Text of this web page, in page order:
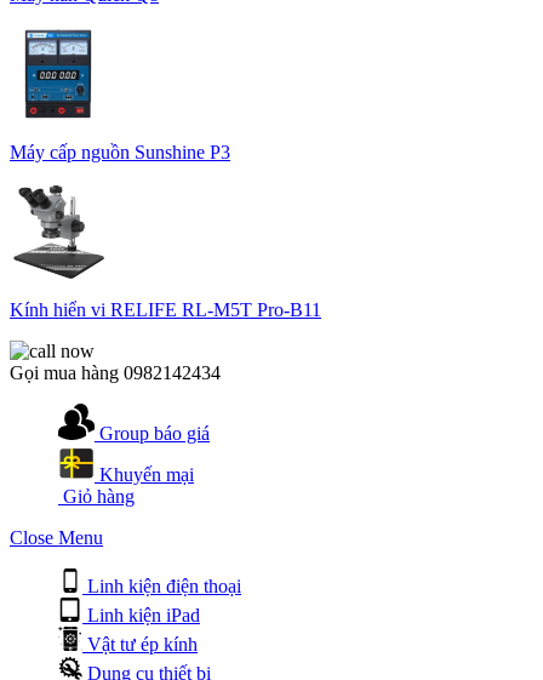
Máy cấp nguồn Sunshine P3
Kính hiển vi RELIFE RL-M5T Pro-B11
Gọi mua hàng 0982142434
Group báo giá
Khuyến mại
Giỏ hàng
Close Menu
Linh kiện điện thoại
Linh kiện iPad
Vật tư ép kính
Dụng cụ thiết bị